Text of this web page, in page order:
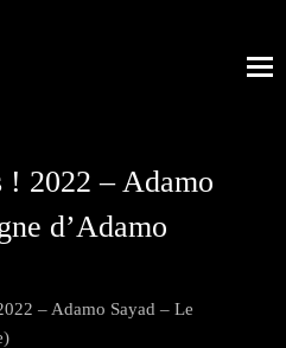
2022 – Adamo
d’Adamo
– Adamo Sayad – Le